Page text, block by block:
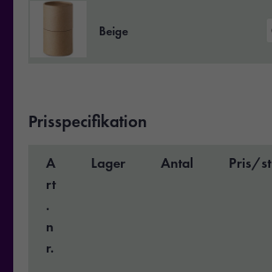
Beige
Prisspecifikation
A
rt
.
n
r.
Lager Antal Pris/st